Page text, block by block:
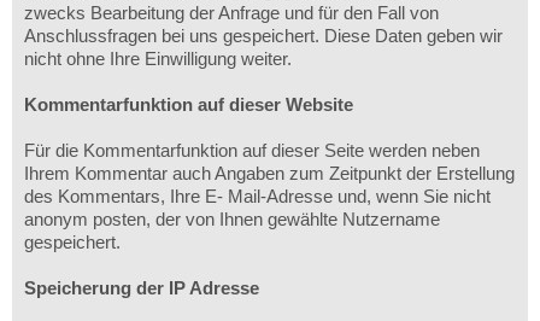
zwecks Bearbeitung der Anfrage und für den Fall von
Anschlussfragen bei uns gespeichert. Diese Daten geben wir
nicht ohne Ihre Einwilligung weiter.
Kommentarfunktion auf dieser Website
Für die Kommentarfunktion auf dieser Seite werden neben
Ihrem Kommentar auch Angaben zum Zeitpunkt der Erstellung
des Kommentars, Ihre E- Mail-Adresse und, wenn Sie nicht
anonym posten, der von Ihnen gewählte Nutzername
gespeichert.
Speicherung der IP Adresse